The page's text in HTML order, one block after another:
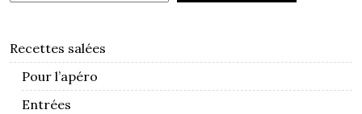
Recettes salées
Pour l’apéro
Entrées